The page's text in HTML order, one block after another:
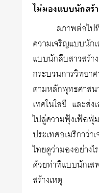
ไม่มองแบบนักสร้
สภาพต่อไ
ความเจริญแบบนั
แบบนักสืบสาวส
กระบวนการวิทย
ตามหลักพุทธศาส
เทคโนโลยี และส่
ไปสู่ความฟุ้งเฟ้
ประเทศอเมริกาว่
ไทยดูว่ามองอย่า
ด้วยท่าทีแบบนักเ
สร้างเหตุ